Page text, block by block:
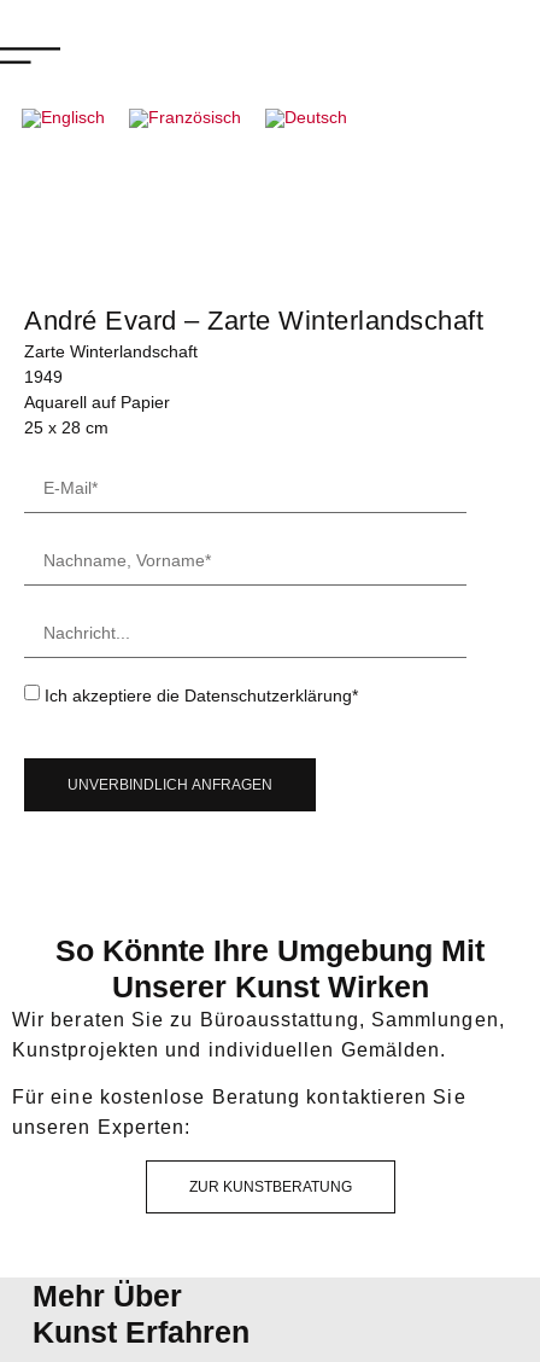
André Evard – Zarte Winterlandschaft
Zarte Winterlandschaft
1949
Aquarell auf Papier
25 x 28 cm
Ich akzeptiere die Datenschutzerklärung*
UNVERBINDLICH ANFRAGEN
So Könnte Ihre Umgebung Mit
Unserer Kunst Wirken
Wir beraten Sie zu Büroausstattung, Sammlungen,
Kunstprojekten und individuellen Gemälden.
Für eine kostenlose Beratung kontaktieren Sie
unseren Experten:
ZUR KUNSTBERATUNG
Mehr Über
Kunst Erfahren